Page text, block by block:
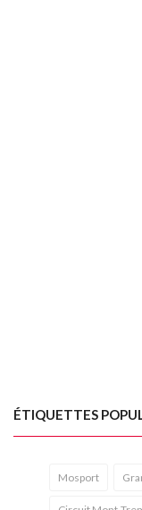
ÉTIQUETTES
Mosport